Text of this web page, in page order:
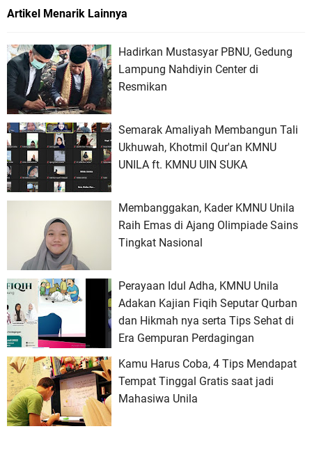
Artikel Menarik Lainnya
Hadirkan Mustasyar PBNU, Gedung
Lampung Nahdiyin Center di
Resmikan
Semarak Amaliyah Membangun Tali
Ukhuwah, Khotmil Qur'an KMNU
UNILA ft. KMNU UIN SUKA
Membanggakan, Kader KMNU Unila
Raih Emas di Ajang Olimpiade Sains
Tingkat Nasional
Perayaan Idul Adha, KMNU Unila
Adakan Kajian Fiqih Seputar Qurban
dan Hikmah nya serta Tips Sehat di
Era Gempuran Perdagingan
Kamu Harus Coba, 4 Tips Mendapat
Tempat Tinggal Gratis saat jadi
Mahasiwa Unila